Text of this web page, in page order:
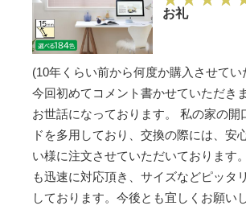
お礼
(10年くらい前から何度か購入させてい
今回初めてコメント書かせていただき
お世話になっております。 私の家の開
ドを多用しており、交換の際には、安
い様に注文させていただいております
も迅速に対応頂き、サイズなどピッタ
しております。今後とも宜しくお願い